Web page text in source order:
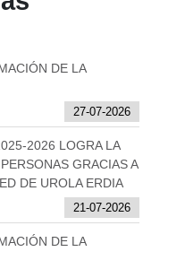
DE LA
27-07-2026
2026 LOGRA LA
GRACIAS A
DE UROLA ERDIA
21-07-2026
DE LA